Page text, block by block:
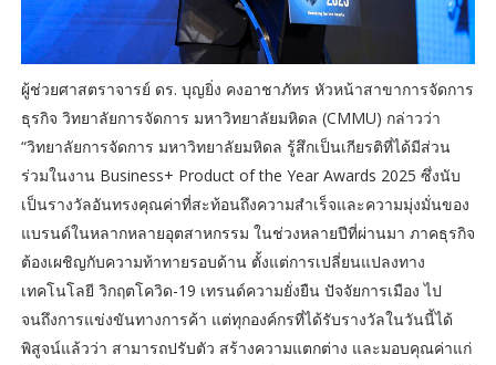
ผู้ช่วยศาสตราจารย์ ดร. บุญยิ่ง คงอาชาภัทร หัวหน้าสาขาการจัดการ
ธุรกิจ วิทยาลัยการจัดการ มหาวิทยาลัยมหิดล (CMMU) กล่าวว่า
“วิทยาลัยการจัดการ มหาวิทยาลัยมหิดล รู้สึกเป็นเกียรติที่ได้มีส่วน
ร่วมในงาน Business+ Product of the Year Awards 2025 ซึ่งนับ
เป็นรางวัลอันทรงคุณค่าที่สะท้อนถึงความสำเร็จและความมุ่งมั่นของ
แบรนด์ในหลากหลายอุตสาหกรรม ในช่วงหลายปีที่ผ่านมา ภาคธุรกิจ
ต้องเผชิญกับความท้าทายรอบด้าน ตั้งแต่การเปลี่ยนแปลงทาง
เทคโนโลยี วิกฤตโควิด-19 เทรนด์ความยั่งยืน ปัจจัยการเมือง ไป
จนถึงการแข่งขันทางการค้า แต่ทุกองค์กรที่ได้รับรางวัลในวันนี้ได้
พิสูจน์แล้วว่า สามารถปรับตัว สร้างความแตกต่าง และมอบคุณค่าแก่